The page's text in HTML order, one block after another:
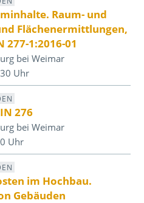
Raum- und
Flächenermittlungen,
277-1:2016-01
bei Weimar
Uhr
276
bei Weimar
Uhr
im Hochbau.
Gebäuden